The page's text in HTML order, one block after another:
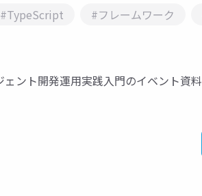
#TypeScript #フレームワーク
ント開発運用実践入門のイベント資料